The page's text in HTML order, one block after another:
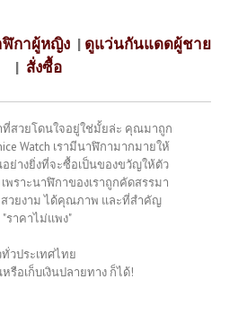
กาผู้หญิง | ดูแว่นกันแดดผู้ชาย
| สั่งซื้อ
สวยโดนใจอยู่ใช่มั้ยล่ะ คุณมาถูก
Watch เรามีนาฬิกามากมายให้
อย่างยิ่งที่จะซื้อเป็นของขวัญให้ตัว
ราะนาฬิกาของเราถูกคัดสรรมา
สวยงาม ได้คุณภาพ และที่สำคัญ
"ราคาไม่แพง"
ทั่วประเทศไทย
หรือเก็บเงินปลายทาง ก็ได้!